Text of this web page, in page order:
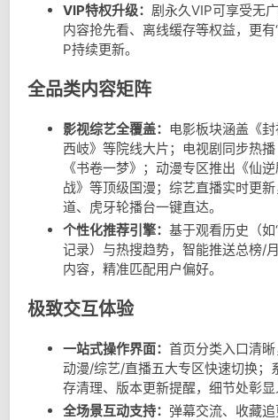
VIP特权升级： 剧永久VIP可享受无
内容抢先看、离线缓存等权益，更有
P持续更新。
全品类内容矩阵
影视综艺全覆盖： 电影板块涵盖《
西岐》等院线大片；电视剧同步热播
《书卷一梦》；动漫专区推出《仙
战》等顶级国漫；综艺直播实时更
道、虎牙轮播台一键直达。
个性化推荐引擎： 基于观看历史（如
记录）与热搜趋势，智能推送总榜/
内容，精准匹配用户偏好。
极致交互体验
一站式操作界面： 首页分类入口清
动漫/综艺/直播五大专区快速切换；
存清理、版本更新提醒，细节处彰显
全场景互动支持： 弹幕交流、收藏追